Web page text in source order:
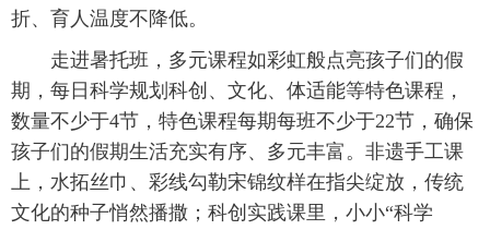
折、育人温度不降低。
走进暑托班，多元课程如彩虹般点亮孩子们的假
期，每日科学规划科创、文化、体适能等特色课程，
数量不少于4节，特色课程每期每班不少于22节，确保
孩子们的假期生活充实有序、多元丰富。非遗手工课
上，水拓丝巾、彩线勾勒宋锦纹样在指尖绽放，传统
文化的种子悄然播撒；科创实践课里，小小“科学